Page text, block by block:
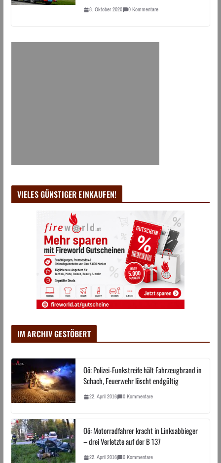
8. Oktober 2020 0 Kommentare
VIELES GÜNSTIGER EINKAUFEN!
IM ARCHIV GESTÖBERT
Oö: Polizei-Funkstreife hält Fahrzeugbrand in
Schach, Feuerwehr löscht endgültig
22. April 2016 0 Kommentare
Oö: Motorradfahrer kracht in Linksabbieger
– drei Verletzte auf der B 137
22. April 2016 0 Kommentare